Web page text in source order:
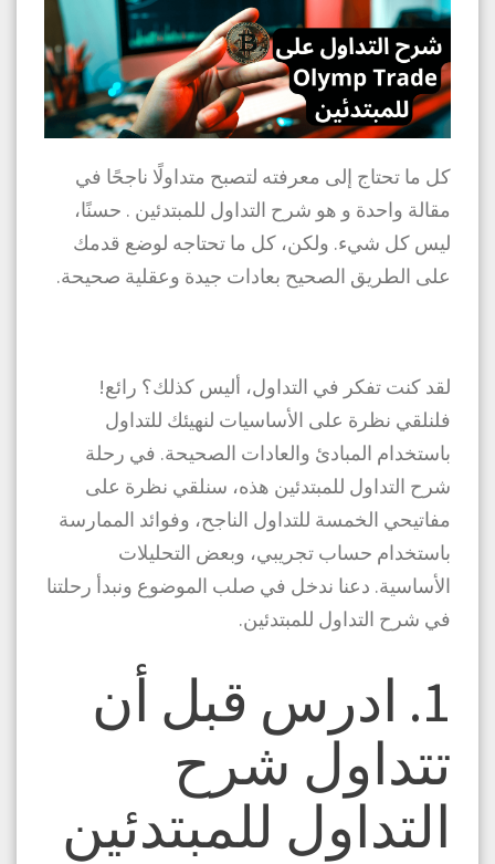
كل ما تحتاج إلى معرفته لتصبح متداولًا ناجحًا في
مقالة واحدة و هو شرح التداول للمبتدئين . حسنًا،
ليس كل شيء. ولكن، كل ما تحتاجه لوضع قدمك
على الطريق الصحيح بعادات جيدة وعقلية صحيحة.
لقد كنت تفكر في التداول، أليس كذلك؟ رائع!
فلنلقي نظرة على الأساسيات لنهيئك للتداول
باستخدام المبادئ والعادات الصحيحة. في رحلة
شرح التداول للمبتدئين هذه، سنلقي نظرة على
مفاتيحي الخمسة للتداول الناجح، وفوائد الممارسة
باستخدام حساب تجريبي، وبعض التحليلات
الأساسية. دعنا ندخل في صلب الموضوع ونبدأ رحلتنا
في شرح التداول للمبتدئين.
1. ادرس قبل أن
تتداول شرح
التداول للمبتدئين